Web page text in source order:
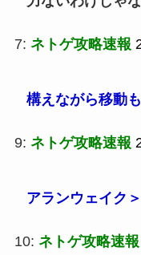
7: ネトゲ攻略速報
構えながら移動
9: ネトゲ攻略速報
アランウェイク
10: ネトゲ攻略速報